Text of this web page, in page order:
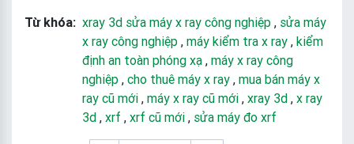
Từ khóa: xray 3d sửa máy x ray công nghiệp , sửa máy
x ray công nghiệp , máy kiểm tra x ray , kiểm
định an toàn phóng xạ , máy x ray công
nghiệp , cho thuê máy x ray , mua bán máy x
ray cũ mới , máy x ray cũ mới , xray 3d , x ray
3d , xrf , xrf cũ mới , sửa máy đo xrf